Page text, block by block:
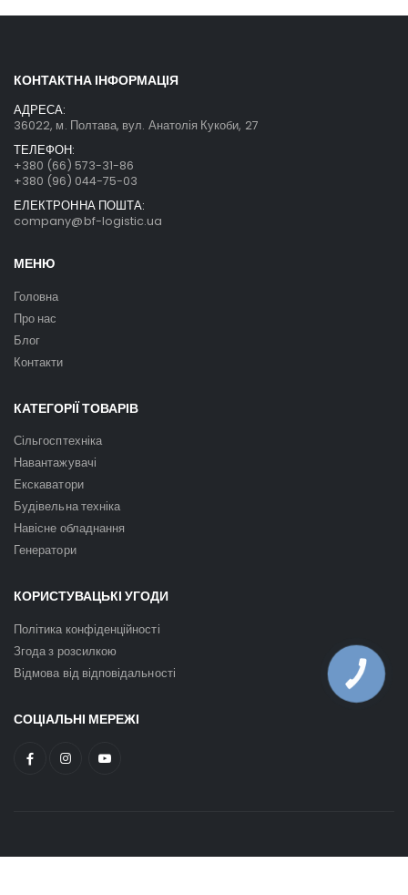
КОНТАКТНА ІНФОРМАЦІЯ
АДРЕСА:
36022, м. Полтава, вул. Анатолія Кукоби, 27
ТЕЛЕФОН:
+380 (66) 573-31-86
+380 (96) 044-75-03
ЕЛЕКТРОННА ПОШТА:
company@bf-logistic.ua
МЕНЮ
Головна
Про нас
Блог
Контакти
КАТЕГОРІЇ ТОВАРІВ
Сільгосптехніка
Навантажувачі
Екскаватори
Будівельна техніка
Навісне обладнання
Генератори
КОРИСТУВАЦЬКІ УГОДИ
Політика конфіденційності
Згода з розсилкою
Відмова від відповідальності
СОЦІАЛЬНІ МЕРЕЖІ
КНОПКА
ЗВ'ЯЗКУ